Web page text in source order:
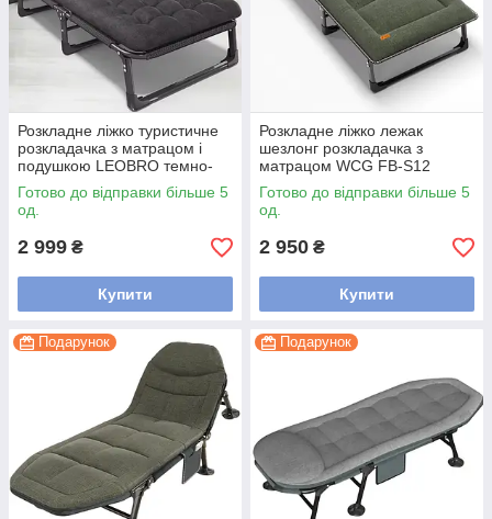
Розкладне ліжко туристичне
розкладачка з матрацом і
подушкою LEOBRO темно-
сіре (FB-S04-PPB)
Готово до відправки більше 5
од.
2 999 ₴
Купити
Розкладне ліжко лежак
шезлонг розкладачка з
матрацом WCG FB-S12
Готово до відправки більше 5
од.
2 950 ₴
Купити
Подарунок Подарунок